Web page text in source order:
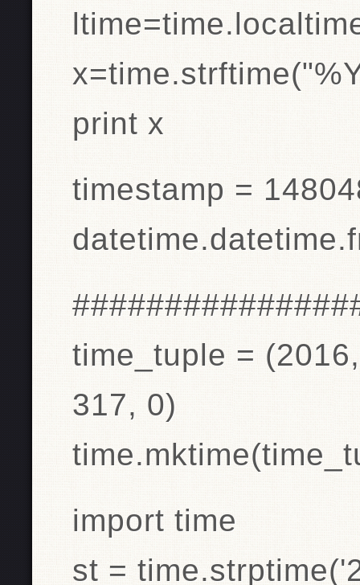
print x
timestamp =
time_tuple =
317, 0)
import time
st =